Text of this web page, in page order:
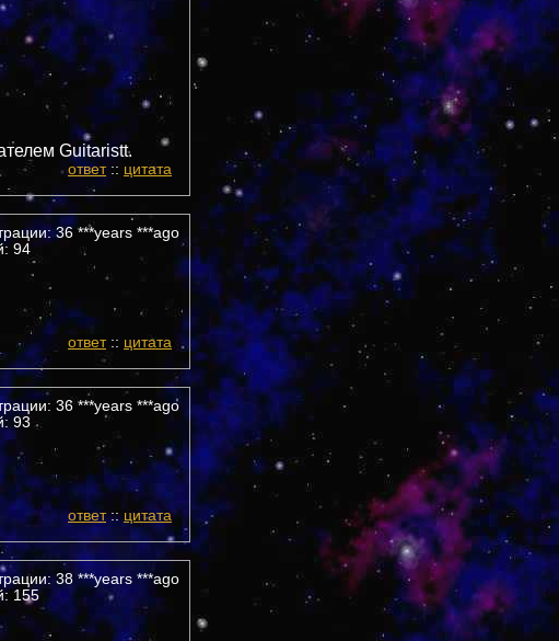
Guitaristt.
ответ:: цитата
36 ***years ***ago
94
ответ:: цитата
36 ***years ***ago
93
ответ::цитата
38 ***years ***ago
155